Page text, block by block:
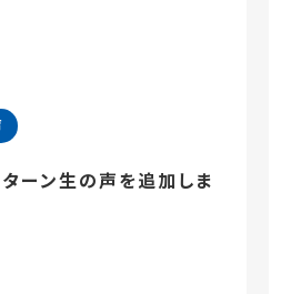
ーン生の声を追加しま